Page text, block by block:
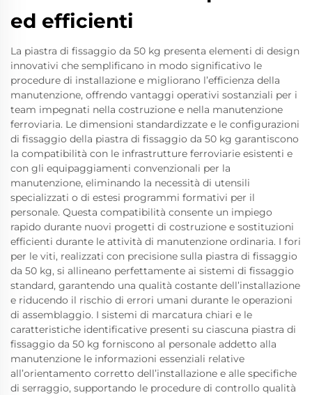
ed efficienti
La piastra di fissaggio da 50 kg presenta elementi di design
innovativi che semplificano in modo significativo le
procedure di installazione e migliorano l’efficienza della
manutenzione, offrendo vantaggi operativi sostanziali per i
team impegnati nella costruzione e nella manutenzione
ferroviaria. Le dimensioni standardizzate e le configurazioni
di fissaggio della piastra di fissaggio da 50 kg garantiscono
la compatibilità con le infrastrutture ferroviarie esistenti e
con gli equipaggiamenti convenzionali per la
manutenzione, eliminando la necessità di utensili
specializzati o di estesi programmi formativi per il
personale. Questa compatibilità consente un impiego
rapido durante nuovi progetti di costruzione e sostituzioni
efficienti durante le attività di manutenzione ordinaria. I fori
per le viti, realizzati con precisione sulla piastra di fissaggio
da 50 kg, si allineano perfettamente ai sistemi di fissaggio
standard, garantendo una qualità costante dell’installazione
e riducendo il rischio di errori umani durante le operazioni
di assemblaggio. I sistemi di marcatura chiari e le
caratteristiche identificative presenti su ciascuna piastra di
fissaggio da 50 kg forniscono al personale addetto alla
manutenzione le informazioni essenziali relative
all’orientamento corretto dell’installazione e alle specifiche
di serraggio, supportando le procedure di controllo qualità